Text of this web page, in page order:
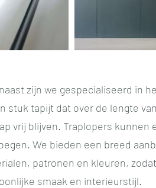
zijn we gespecialiseerd in
stuk tapijt dat over de lengte
vrij blijven. Traplopers kunnen
We bieden een breed
patronen en kleuren,
smaak en interieurstijl.